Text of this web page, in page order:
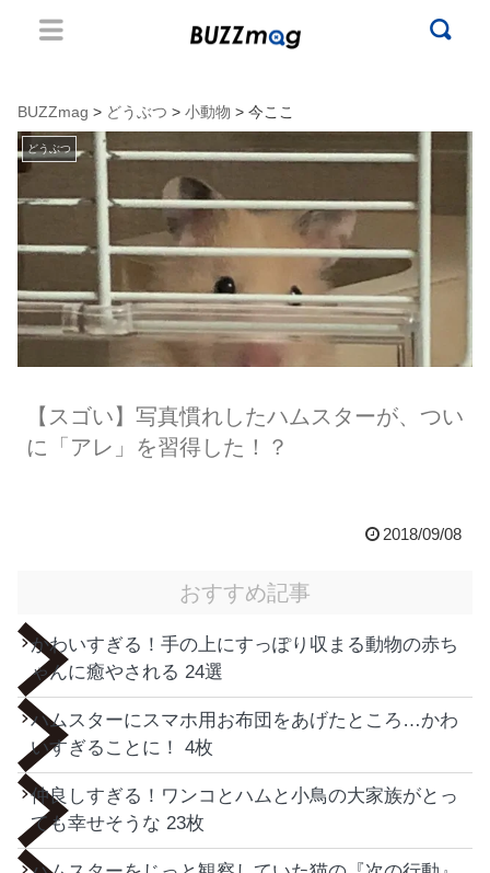
BUZZmag > どうぶつ > 小動物 > 今ここ
どうぶつ
【スゴい】写真慣れしたハムスターが、つい
に「アレ」を習得した！？
2018/09/08
おすすめ記事
かわいすぎる！手の上にすっぽり収まる動物の赤ち
ゃんに癒やされる 24選
ハムスターにスマホ用お布団をあげたところ…かわ
いすぎることに！ 4枚
仲良しすぎる！ワンコとハムと小鳥の大家族がとっ
ても幸せそうな 23枚